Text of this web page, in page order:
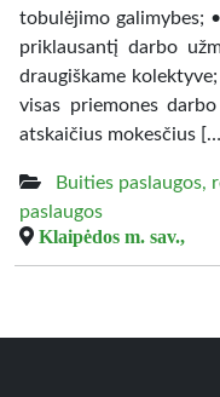
tobulėjimo galimybes;
priklausantį darbo
draugiškame
visas priemones
atskaičius mokesčius
Buities paslaugos,
paslaugos
Klaipėdos m. sav.,